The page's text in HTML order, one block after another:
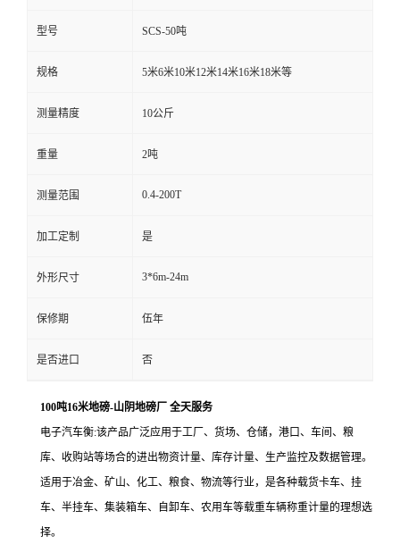
型号 SCS-50吨
规格 5米6米10米12米14米16米18米等
测量精度 10公斤
重量 2吨
测量范围 0.4-200T
加工定制 是
外形尺寸 3*6m-24m
保修期 伍年
是否进口 否
100吨16米地磅-山阴地磅厂 全天服务
电子汽车衡:该产品广泛应用于工厂、货场、仓储，港口、车间、粮
库、收购站等场合的进出物资计量、库存计量、生产监控及数据管理。
适用于冶金、矿山、化工、粮食、物流等行业，是各种载货卡车、挂
车、半挂车、集装箱车、自卸车、农用车等载重车辆称重计量的理想选
择。